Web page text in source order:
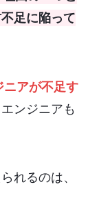
足に陥って
ニアが不足す
ンジニアも
れるのは、